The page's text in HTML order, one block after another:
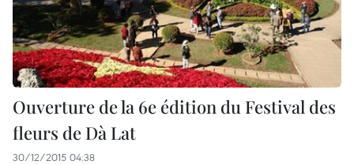
Ouverture de la 6e édition du Festival des
fleurs de Dà Lat
30/12/2015 04:38